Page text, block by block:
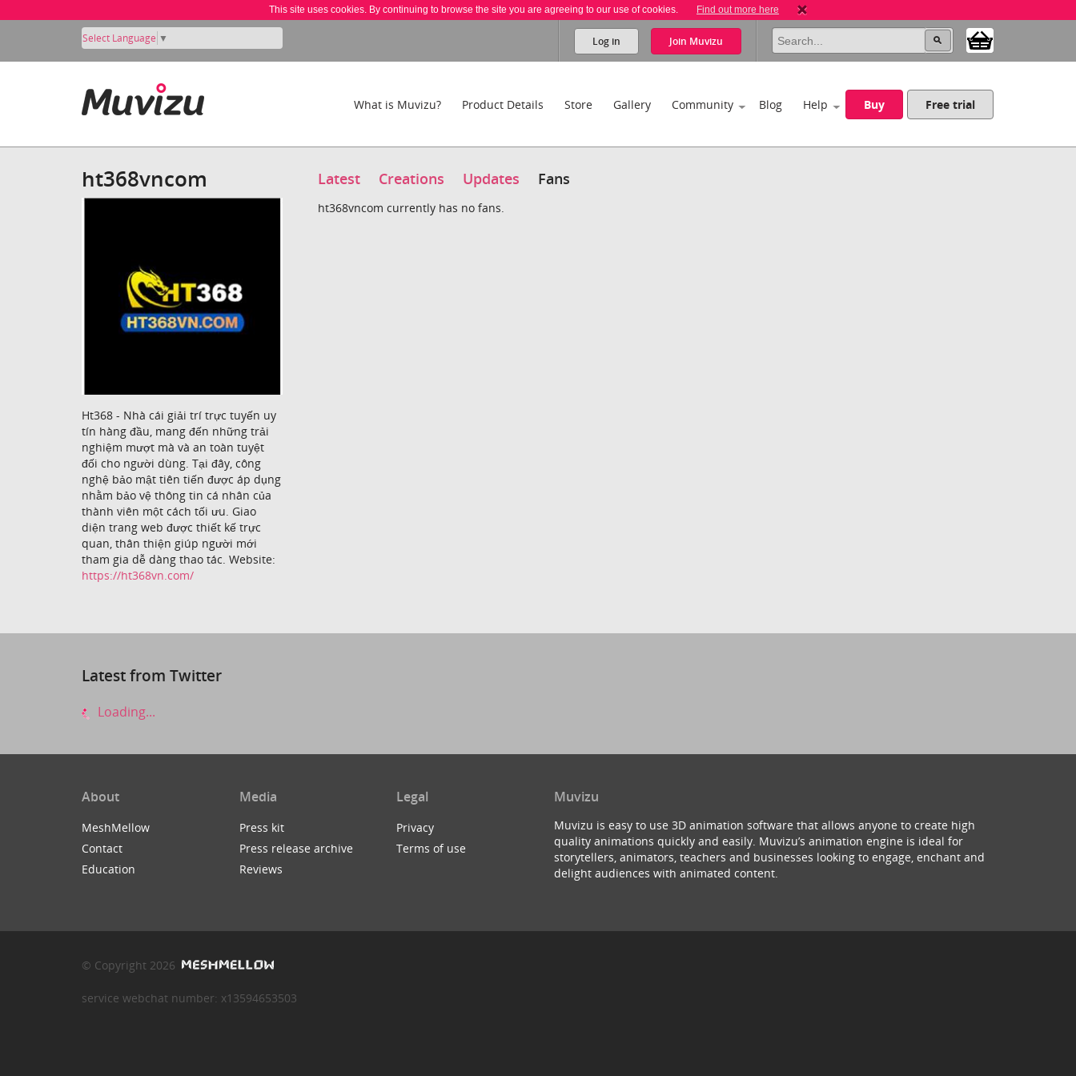
This site uses cookies. By continuing to browse the site you are agreeing to our use of cookies. Find out more here
Select Language ▼ Log in Join Muvizu
What is Muvizu? Product Details Store Gallery Community Blog Help Buy Free trial
ht368vncom
Ht368 - Nhà cái giải trí trực tuyến uy
tín hàng đầu, mang đến những trải
nghiệm mượt mà và an toàn tuyệt
đối cho người dùng. Tại đây, công
nghệ bảo mật tiên tiến được áp dụng
nhằm bảo vệ thông tin cá nhân của
thành viên một cách tối ưu. Giao
diện trang web được thiết kế trực
quan, thân thiện giúp người mới
tham gia dễ dàng thao tác. Website:
https://ht368vn.com/
Latest Creations Updates Fans
ht368vncom currently has no fans.
Latest from Twitter
Loading...
About
MeshMellow
Contact
Education
Media
Press kit
Press release archive
Reviews
Legal
Privacy
Terms of use
Muvizu
Muvizu is easy to use 3D animation software that allows anyone to create high
quality animations quickly and easily. Muvizu’s animation engine is ideal for
storytellers, animators, teachers and businesses looking to engage, enchant and
delight audiences with animated content.
© Copyright 2026
service webchat number: x13594653503